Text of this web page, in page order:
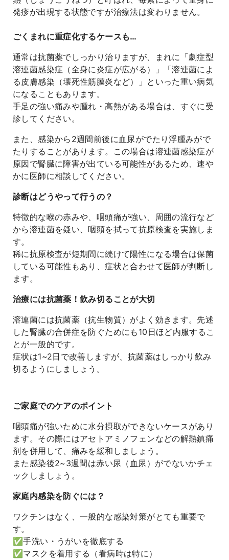
発疹が出現する状態ですが治療法は変わりません。
ごくまれに重症化するケースも…
通常は抗菌薬でしっかり治りますが、まれに「劇症型
溶連菌感染症（全身に炎症が広がる）」「溶連菌によ
る皮膚感染（壊死性筋膜炎など）」といった重い病気
になることもあります。
手足の強い痛みや腫れ・高熱がある場合は、すぐに受
診してください。
また、感染から2週間前後に血尿がでたり浮腫みがで
たりすることがあります。この場合は溶連菌感染症が
原因で腎臓に障害が出ている可能性があるため、速や
かに医師に相談してください。
診断はどうやって行うの？
特徴的な喉の赤みや、咽頭痛が強い、周囲の流行など
から溶連菌を疑い、咽頭を拭って抗原検査を実施しま
す。
稀に抗原検査が短期間に続けて陽性になる場合は保菌
している可能性もあり、症状と合わせて医師が判断し
ます。
治療には抗菌薬！飲み切ることが大切
溶連菌には抗菌薬（抗生物質）がよく効きます。先述
した腎臓の合併症を防ぐためにも10日ほど内服するこ
とが一般的です。
症状は1~2日で改善しますが、抗菌薬はしっかり飲み
切るようにしましょう。
ご家庭でのケアのポイント
咽頭痛が強いために水分摂取ができないケースがあり
ます。その際にはアセトアミノフェンなどの解熱鎮痛
剤を併用して、痛みを緩和しましょう。
また感染後2~3週間は赤い尿（血尿）がでないかチェ
ックしましょう。
家庭内感染を防ぐには？
ワクチンはなく、一般的な感染対策がとても重要で
す。
✅手洗い・うがいを徹底する
✅マスクを着用する（看病時は特に）